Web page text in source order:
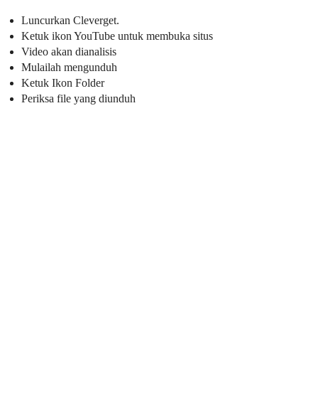
Luncurkan Cleverget.
Ketuk ikon YouTube untuk membuka situs
Video akan dianalisis
Mulailah mengunduh
Ketuk Ikon Folder
Periksa file yang diunduh